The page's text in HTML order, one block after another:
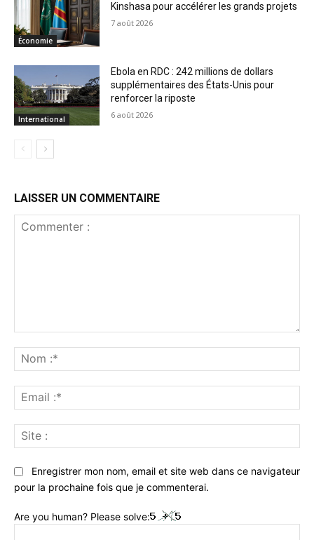
Économie
Kinshasa pour accélérer les grands projets
7 août 2026
International
Ebola en RDC : 242 millions de dollars
supplémentaires des États-Unis pour
renforcer la riposte
6 août 2026
LAISSER UN COMMENTAIRE
:*
:*
:
Enregistrer mon nom, email et site web dans ce navigateur
pour la prochaine fois que je commenterai.
Are you human? Please solve: